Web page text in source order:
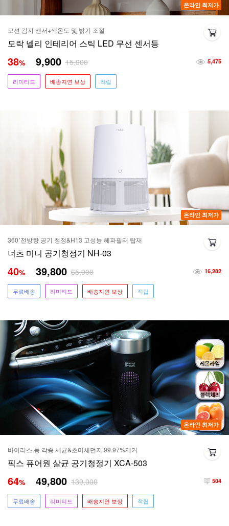
온라인 최저가
모션 감지 센서+색온도 및 밝기 조절
모락 넬리 인테리어 스틱 LED 무선 센서등
5,475
38% 9,900 15,900
리미티드 배송지연 보상 적립
온라인 최저가
360˚전방향 공기 청정&H13 고성능 헤파필터 탑재
너츠 미니 공기청정기 NH-03
16,282
40% 39,800 65,900
무료배송 리미티드 배송지연 보상 적립
온라인 최저가
바이러스 등 각종 세균&초미세먼지 99.97%제거
픽스 퓨어원 살균 공기청정기 XCA-503
504
64% 49,800 139,000
무료배송 리미티드 배송지연 보상 적립